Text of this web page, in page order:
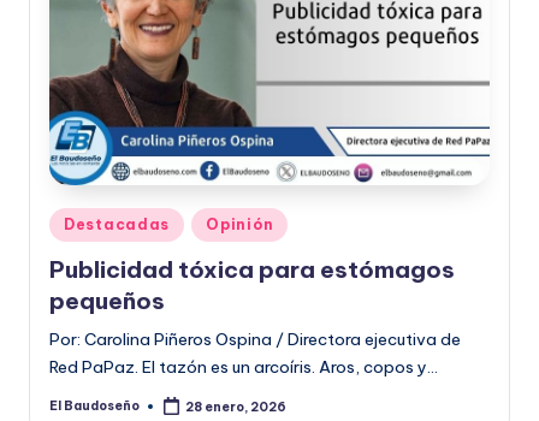
Publicado
en
Destacadas Opinión
Publicidad tóxica para estómagos
pequeños
Por: Carolina Piñeros Ospina / Directora ejecutiva de
Red PaPaz. El tazón es un arcoíris. Aros, copos y…
Publicado
El Baudoseño 28 enero, 2026